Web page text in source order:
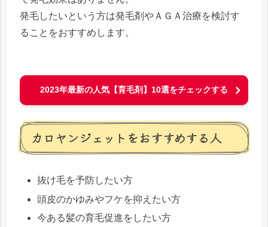
発毛したいという方は発毛剤やＡＧＡ治療を検討す
ることをおすすめします。
2023年最新の人気【育毛剤】10選をチェックする
カロヤンジェットをおすすめする人
抜け毛を予防したい方
頭皮のかゆみやフケを抑えたい方
今ある髪の育毛促進をしたい方